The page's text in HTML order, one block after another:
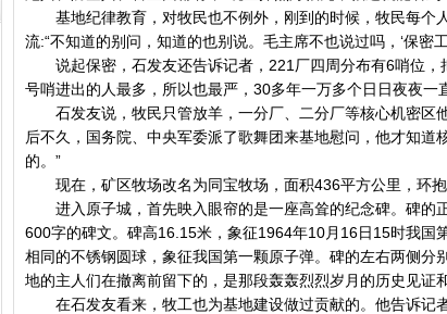
基地纪律教育，对牧民也不例外，刚到的时候，牧民每个
流:“不知道的别问，知道的也别说。毛主席不也说过吗，‘保密
说起保密，石发友还告诉记者，221厂四周分布有6哨位，
号哨进出的人最多，所以也最严，30多年一万多个日日夜夜一
石发友说，牧民只管放羊，一分厂、二分厂等核心机密区
后不久，国务院、中央军委派了歌舞团来基地慰问，他才知
的。”
现在，矿区牧场改名为同宝牧场，面积436平方公里，环抱
进入原子城，首先映入眼帘的是一座高耸的纪念碑。碑的
600字的碑文。碑高16.15米，象征1964年10月16日15时我国
相同的不锈钢圆球，象征我国第一颗原子弹。碑的左右两侧
地的主人们在撤离前留下的，是那段轰轰烈烈岁月的历史见证
在石发友看来，牧工也为基地建设做过贡献的。他告诉记